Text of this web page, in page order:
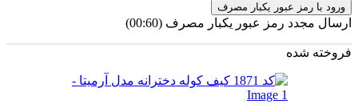
ورود با رمز عبور یکبار مصرف
ارسال مجدد رمز عبور یکبار مصرف (00:
60
)
فروخته شده